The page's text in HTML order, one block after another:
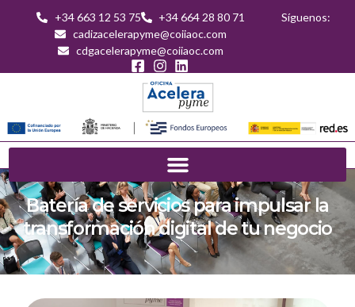
+34 663 12 53 75
+34 664 28 80 71
cadizacelerapyme@coiiaoc.com
cdgacelerapyme@coiiaoc.com
Síguenos:
Batería de servicios para impulsar la
transformación digital de tu negocio